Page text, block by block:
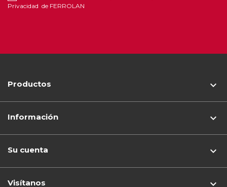
Privacidad de FERROLAN
Productos 
Información 
Su cuenta 
Visítanos keyboard_arrow_down